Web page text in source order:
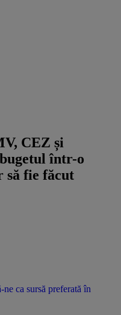
CEZ și
într-o
să fie făcut
ne ca sursă preferată în